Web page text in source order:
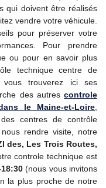
qui doivent être réalisés
vendre votre véhicule.
pour préserver votre
Pour prendre
ou pour en savoir plus
technique centre de
vous trouverez ici ses
des autres controle
le Maine-et-Loire
centres de contrôle
rendre visite, notre
des, Les Trois Routes,
controle technique est
(nous vous invitons
la plus proche de notre